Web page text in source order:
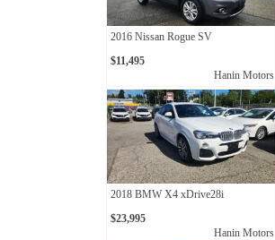
2016 Nissan Rogue SV
$11,495
Hanin Motors
2018 BMW X4 xDrive28i
$23,995
Hanin Motors